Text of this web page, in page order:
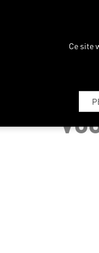
TAILLE
TAILLE
Ce site